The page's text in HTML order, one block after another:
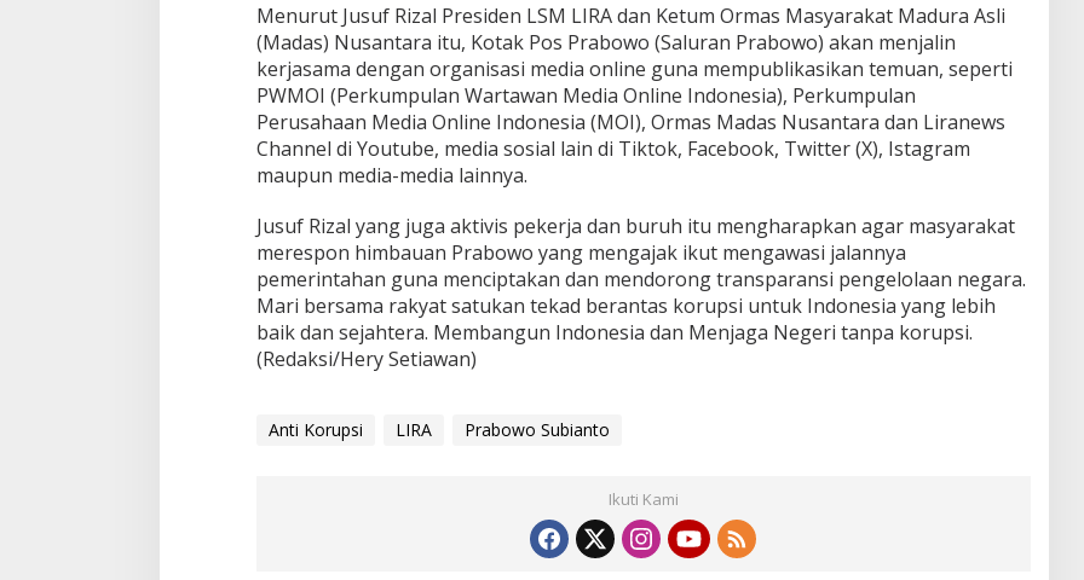
Menurut Jusuf Rizal Presiden LSM LIRA dan Ketum Ormas Masyarakat Madura Asli
(Madas) Nusantara itu, Kotak Pos Prabowo (Saluran Prabowo) akan menjalin
kerjasama dengan organisasi media online guna mempublikasikan temuan, seperti
PWMOI (Perkumpulan Wartawan Media Online Indonesia), Perkumpulan
Perusahaan Media Online Indonesia (MOI), Ormas Madas Nusantara dan Liranews
Channel di Youtube, media sosial lain di Tiktok, Facebook, Twitter (X), Istagram
maupun media-media lainnya.
Jusuf Rizal yang juga aktivis pekerja dan buruh itu mengharapkan agar masyarakat
merespon himbauan Prabowo yang mengajak ikut mengawasi jalannya
pemerintahan guna menciptakan dan mendorong transparansi pengelolaan negara.
Mari bersama rakyat satukan tekad berantas korupsi untuk Indonesia yang lebih
baik dan sejahtera. Membangun Indonesia dan Menjaga Negeri tanpa korupsi.
(Redaksi/Hery Setiawan)
Anti Korupsi LIRA Prabowo Subianto
Ikuti Kami